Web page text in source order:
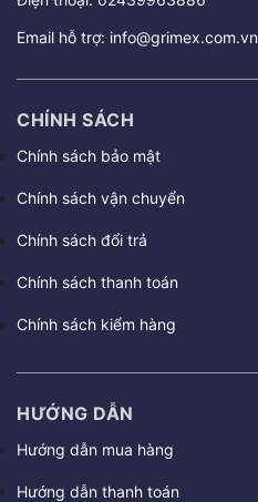
Email hỗ trợ: info@grimex.com.vn
CHÍNH SÁCH
Chính sách bảo mật
Chính sách vận chuyển
Chính sách đổi trả
Chính sách thanh toán
Chính sách kiểm hàng
HƯỚNG DẪN
Hướng dẫn mua hàng
Hướng dẫn thanh toán